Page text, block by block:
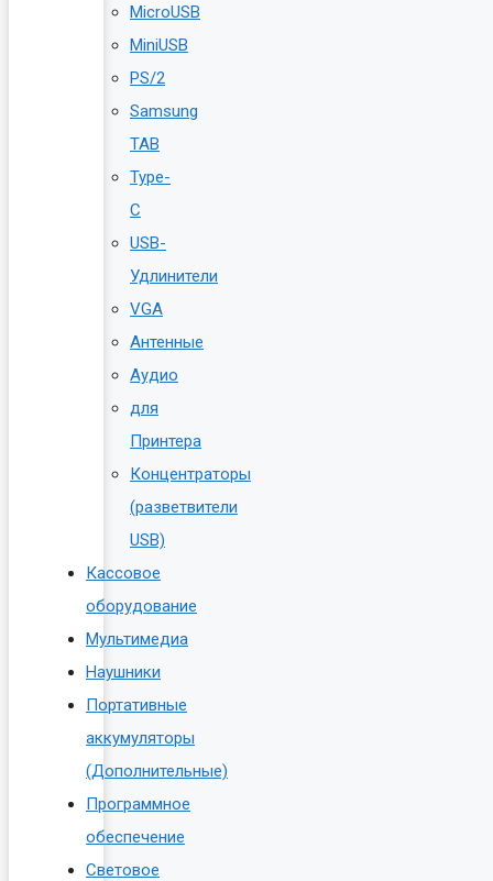
MicroUSB
MiniUSB
PS/2
Samsung
TAB
Type-
C
USB-
Удлинители
VGA
Антенные
Аудио
для
Принтера
Концентраторы
(разветвители
USB)
Кассовое
оборудование
Мультимедиа
Наушники
Портативные
аккумуляторы
(Дополнительные)
Программное
обеспечение
Световое